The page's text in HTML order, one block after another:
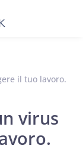
il tuo lavoro.
virus